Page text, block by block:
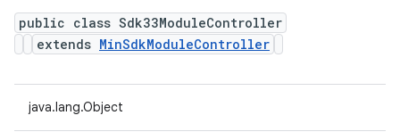
public class Sdk33ModuleController
extends MinSdkModuleController
java.lang.Object